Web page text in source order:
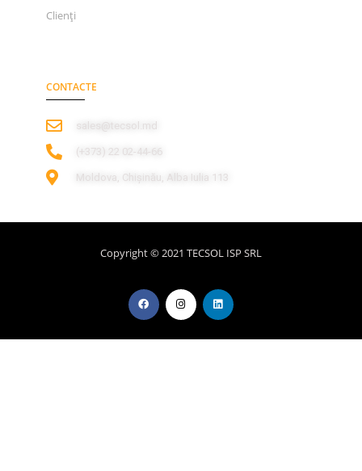
Clienți
CONTACTE
sales@tecsol.md
‎(+373) 22 02-44-66
Moldova, Chișinău, Alba Iulia 113
Copyright © 2021 TECSOL ISP SRL